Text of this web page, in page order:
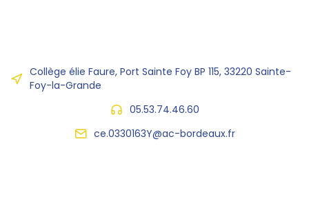
Collège élie Faure, Port Sainte Foy BP 115, 33220 Sainte-
Foy-la-Grande
05.53.74.46.60
ce.0330163Y@ac-bordeaux.fr